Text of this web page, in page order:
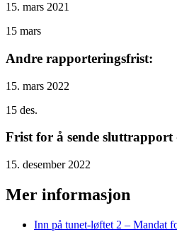
15. mars 2021
15 mars
Andre rapporteringsfrist:
15. mars 2022
15 des.
Frist for å sende sluttrapport
15. desember 2022
Mer informasjon
Inn på tunet-løftet 2 – Mandat